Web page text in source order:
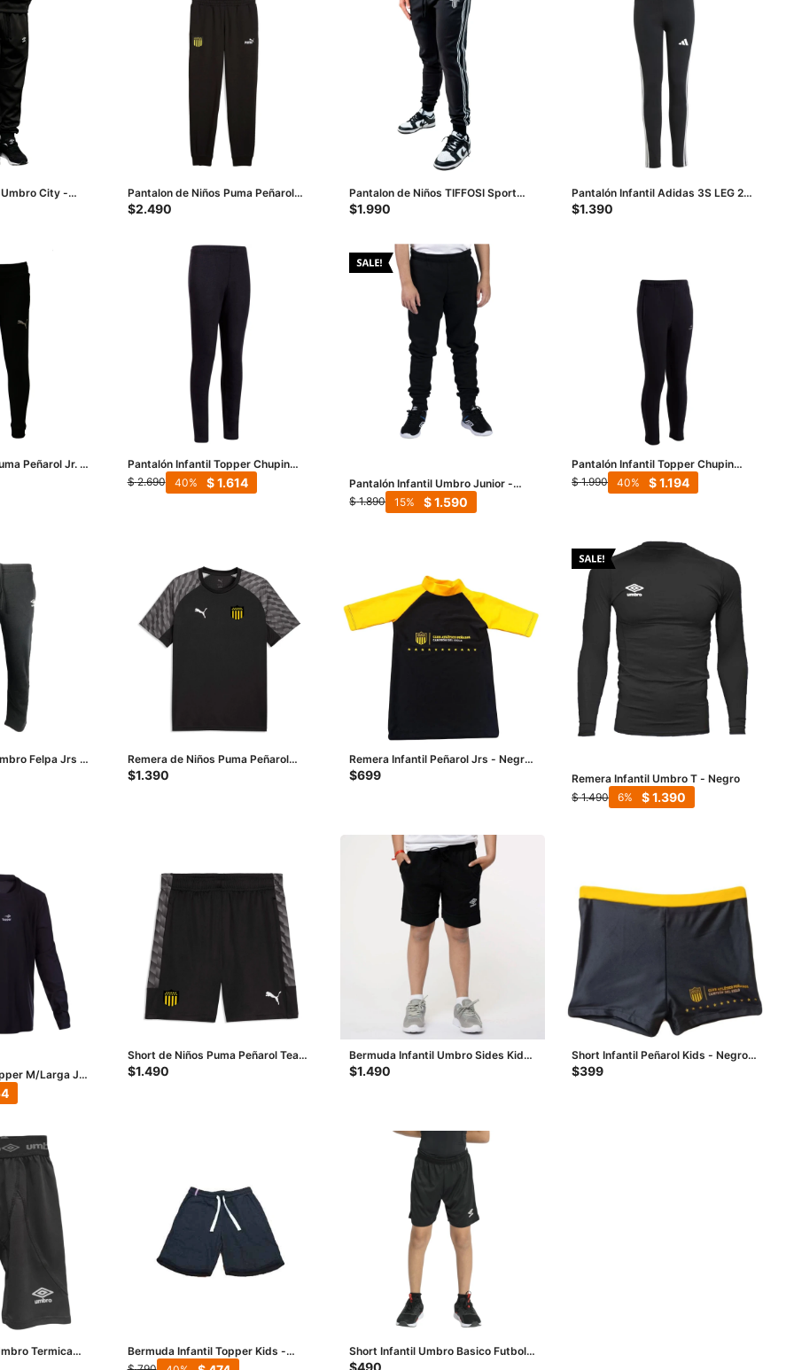
City -
Pantalon de Niños Puma Peñarol
Logo Jrs - Negro
$2.490
Pantalon de Niños TIFFOSI Sport
Niño - Negro - Blanco
$1.990
Pantalón Infantil Adidas 3S LEG 230
JRS - Negro - Blanco
$1.390
Peñarol Jr. -
Pantalón Infantil Topper Chupin
Kids - Negro
$ 2.690 $1.614
40
Pantalón Infantil Umbro Junior -
Negro
$ 1.890 $ 1.590
15
Pantalón Infantil Topper Chupin
Kids - Negro
$ 1.990 $1.194
40
Felpa Jrs -
Remera de Niños Puma Peñarol
Team Liga Junior - Negro - Gris
$1.390
Remera Infantil Peñarol Jrs - Negro
- Amarillo
$699
Remera Infantil Umbro T - Negro
$ 1.490 $1.390
6
M/Larga Jrs
Short de Niños Puma Peñarol Team
Liga Jrs - Negro
$1.490
Bermuda Infantil Umbro Sides Kids
- Negro - Blanco
$1.490
Short Infantil Peñarol Kids - Negro -
Amarillo
$399
Termica
Bermuda Infantil Topper Kids -
Negro
Short Infantil Umbro Basico Futbol
Jrs - Negro
$490